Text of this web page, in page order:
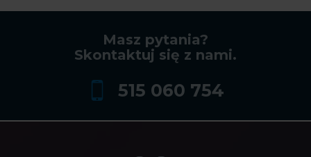
Masz pytania?
Skontaktuj się z nami.
515 060 754